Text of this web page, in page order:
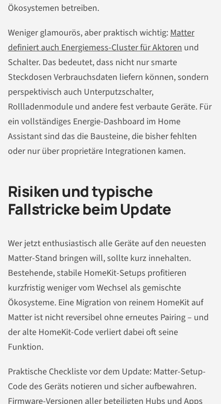
Ökosystemen betreiben.
Weniger glamourös, aber praktisch wichtig: Matter
definiert auch Energiemess-Cluster für Aktoren und
Schalter. Das bedeutet, dass nicht nur smarte
Steckdosen Verbrauchsdaten liefern können, sondern
perspektivisch auch Unterputzschalter,
Rollladenmodule und andere fest verbaute Geräte. Für
ein vollständiges Energie-Dashboard im Home
Assistant sind das die Bausteine, die bisher fehlten
oder nur über proprietäre Integrationen kamen.
Risiken und typische
Fallstricke beim Update
Wer jetzt enthusiastisch alle Geräte auf den neuesten
Matter-Stand bringen will, sollte kurz innehalten.
Bestehende, stabile HomeKit-Setups profitieren
kurzfristig weniger vom Wechsel als gemischte
Ökosysteme. Eine Migration von reinem HomeKit auf
Matter ist nicht reversibel ohne erneutes Pairing – und
der alte HomeKit-Code verliert dabei oft seine
Funktion.
Praktische Checkliste vor dem Update: Matter-Setup-
Code des Geräts notieren und sicher aufbewahren.
Firmware-Versionen aller beteiligten Hubs und Apps